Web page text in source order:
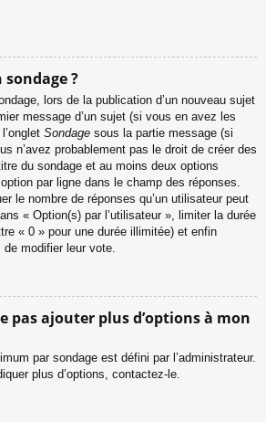
?
lors de la publication d’un nouveau sujet
message d’un sujet (si vous en avez les
Sondage sous la partie message (si
n’avez probablement pas le droit de créer des
du sondage et au moins deux options
par ligne dans le champ des réponses.
le nombre de réponses qu’un utilisateur peut
« Option(s) par l’utilisateur », limiter la durée
« 0 » pour une durée illimitée) et enfin
modifier leur vote.
pas ajouter plus d’options à mon
par sondage est défini par l’administrateur.
plus d’options, contactez-le.